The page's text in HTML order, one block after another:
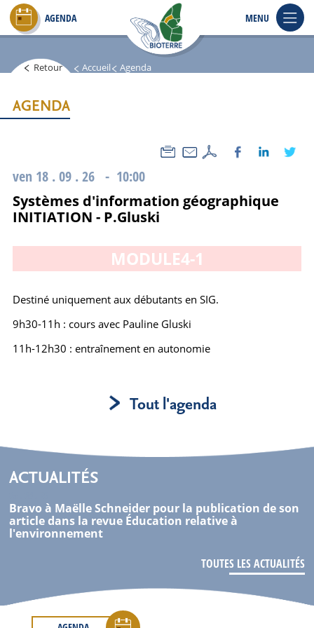
Aller
au
contenu
AGENDA MENU
Retour Accueil Agenda
AGENDA
ven 18 . 09 . 26 - 10:00
Systèmes d'information géographique
INITIATION - P.Gluski
MODULE4-1
Destiné uniquement aux débutants en SIG.
9h30-11h : cours avec Pauline Gluski
11h-12h30 : entraînement en autonomie
Tout l'agenda
ACTUALITÉS
Bravo à Maëlle Schneider pour la publication de son
article dans la revue Éducation relative à
l'environnement
TOUTES LES ACTUALITÉS